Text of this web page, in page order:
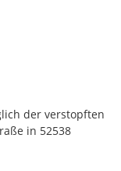
der verstopften
in 52538